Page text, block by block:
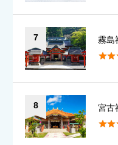
7
霧島

8
宮古
